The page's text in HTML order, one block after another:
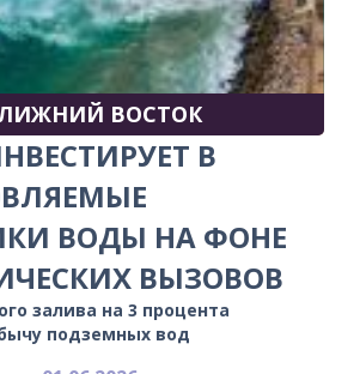
ВОСТОК
В
ВОДЫ НА ФОНЕ
ВЫЗОВОВ
залива на 3 процента
подземных вод